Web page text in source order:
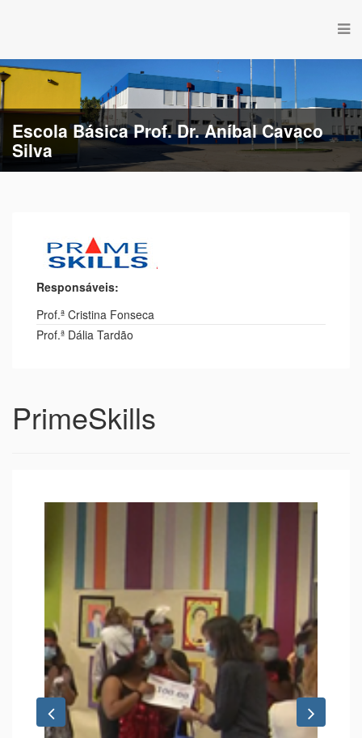
Escola Básica Prof. Dr. Aníbal Cavaco
Silva
Responsáveis:
Prof.ª Cristina Fonseca
Prof.ª Dália Tardão
PrimeSkills